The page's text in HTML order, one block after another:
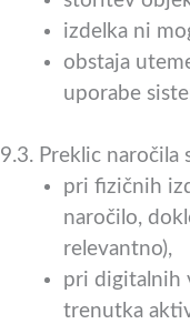
izdelka ni
obstaja
uporabe
9.3. Preklic naročila
pri fizičnih
naročilo,
relevantno),
pri digitalnih
trenutka